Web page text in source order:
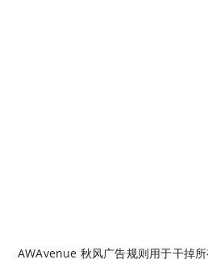
AWAvenue 秋风广告规则用于干掉